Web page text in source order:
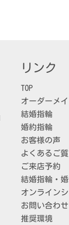
リンク
TOP
オーダーメ
結婚指輪
婚約指輪
お客様の声
よくあるご
ご来店予約
結婚指輪・
オンライン
お問い合わせ
推奨環境